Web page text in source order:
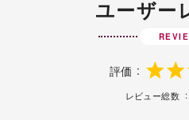
ユーザー
評価
レビュー総数